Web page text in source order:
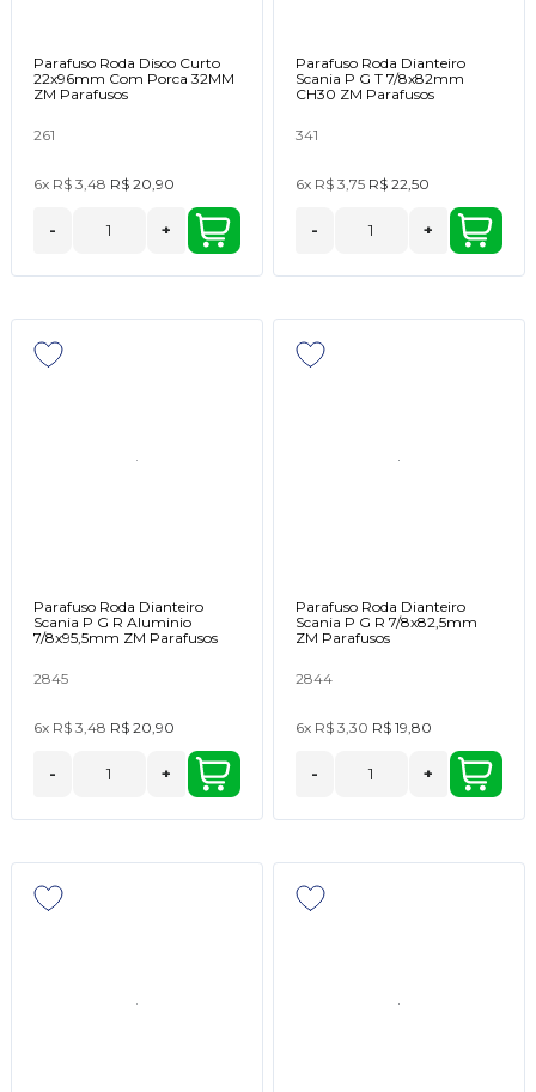
Parafuso Roda Disco Curto
22x96mm Com Porca 32MM
ZM Parafusos
261
6x R$ 3,48 R$ 20,90
- +
Parafuso Roda Dianteiro
Scania P G T 7/8x82mm
CH30 ZM Parafusos
341
6x R$ 3,75 R$ 22,50
- +
Parafuso Roda Dianteiro
Scania P G R Aluminio
7/8x95,5mm ZM Parafusos
2845
6x R$ 3,48 R$ 20,90
- +
Parafuso Roda Dianteiro
Scania P G R 7/8x82,5mm
ZM Parafusos
2844
6x R$ 3,30 R$ 19,80
- +